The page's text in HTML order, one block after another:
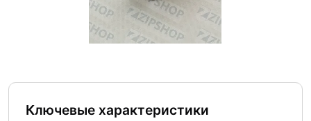
Ключевые характеристики